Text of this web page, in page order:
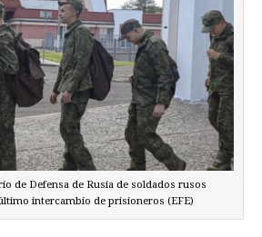
de Defensa de Rusia de soldados rusos
intercambio de prisioneros (EFE)